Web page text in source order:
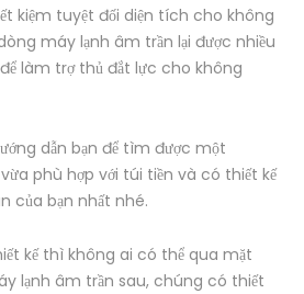
kiệm tuyệt đối diện tích cho không
máy lạnh âm trần lại được nhiều
làm trợ thủ đắt lực cho không
dẫn bạn để tìm được một
phù hợp với túi tiền và có thiết kế
của bạn nhất nhé.
kế thì không ai có thể qua mặt
lạnh âm trần sau, chúng có thiết